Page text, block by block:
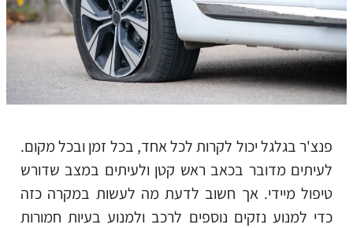
פנצ'ר בגלגל יכול לקרות לכל אחד, בכל זמן ובכל מקום.
לעיתים מדובר בכאב ראש קטן ולעיתים במצב שדורש
טיפול מיידי. אך חשוב לדעת מה לעשות במקרה כזה
כדי למנוע נזקים נוספים לרכב ולמנוע בעיות חמורות